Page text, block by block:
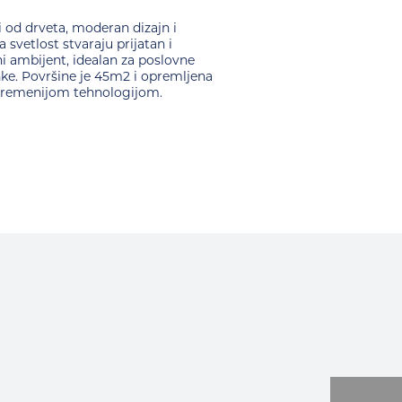
od drveta, moderan dizajn i
svetlost stvaraju prijatan i
ambijent, idealan za poslovne
Površine je 45m2 i opremljena
tehnologijom.